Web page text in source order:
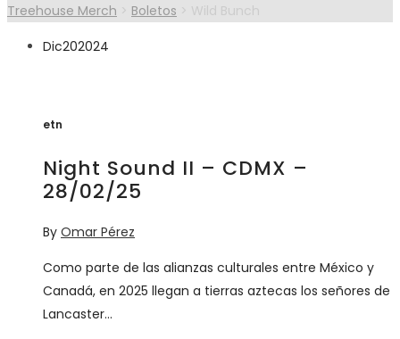
Everlight
Larva
0gma
Carrito de compraCarrito de compra0
Favoritos0
Tu lista de favoritos está vacía
Ver favoritos
Treehouse Merch > Boletos > Wild Bunch
Dic202024
etn
Night Sound II – CDMX –
28/02/25
By Omar Pérez
Como parte de las alianzas culturales entre México y
Canadá, en 2025 llegan a tierras aztecas los señores de
Lancaster…